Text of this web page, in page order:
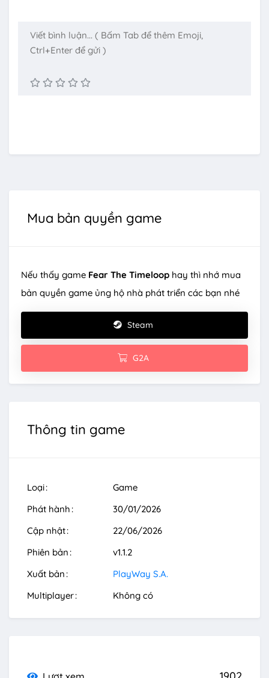
Mua bản quyền game
Nếu thấy game Fear The Timeloop hay thì nhớ mua
bản quyền game ủng hộ nhà phát triển các bạn nhé
Steam
G2A
Thông tin game
Loại
Game
Phát hành
30/01/2026
Cập nhật
22/06/2026
Phiên bản
v1.1.2
Xuất bản
PlayWay S.A.
Multiplayer
Không có